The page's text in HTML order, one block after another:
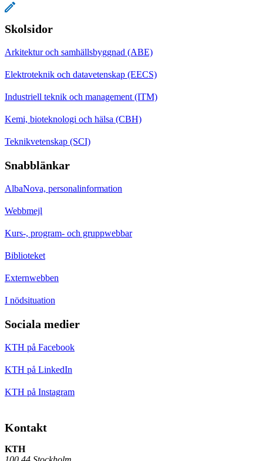
Skolsidor
Arkitektur och samhällsbyggnad (ABE)
Elektroteknik och datavetenskap (EECS)
Industriell teknik och management (ITM)
Kemi, bioteknologi och hälsa (CBH)
Teknikvetenskap (SCI)
Snabblänkar
AlbaNova, personalinformation
Webbmejl
Kurs-, program- och gruppwebbar
Biblioteket
Externwebben
I nödsituation
Sociala medier
KTH på Facebook
KTH på LinkedIn
KTH på Instagram
Kontakt
KTH